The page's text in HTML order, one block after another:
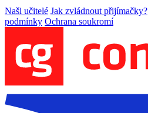
Naši učitelé Jak zvládnout přijímačky?
podmínky Ochrana soukromí